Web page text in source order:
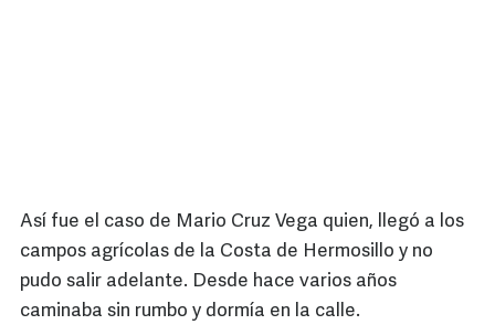
Así fue el caso de Mario Cruz Vega quien, llegó a los
campos agrícolas de la Costa de Hermosillo y no
pudo salir adelante. Desde hace varios años
caminaba sin rumbo y dormía en la calle.